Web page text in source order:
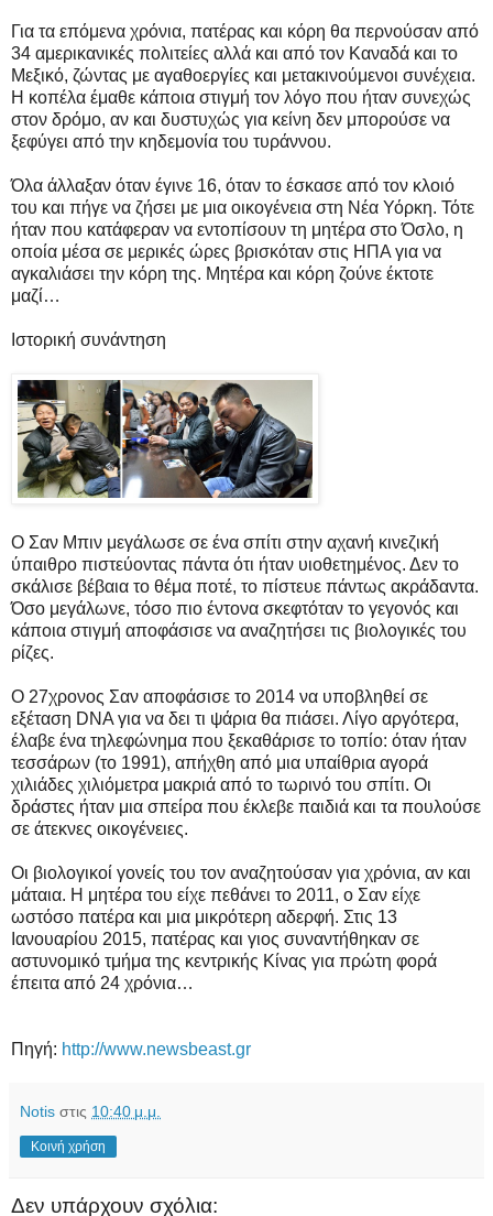
Για τα επόμενα χρόνια, πατέρας και κόρη θα περνούσαν από
34 αμερικανικές πολιτείες αλλά και από τον Καναδά και το
Μεξικό, ζώντας με αγαθοεργίες και μετακινούμενοι συνέχεια.
Η κοπέλα έμαθε κάποια στιγμή τον λόγο που ήταν συνεχώς
στον δρόμο, αν και δυστυχώς για κείνη δεν μπορούσε να
ξεφύγει από την κηδεμονία του τυράννου.
Όλα άλλαξαν όταν έγινε 16, όταν το έσκασε από τον κλοιό
του και πήγε να ζήσει με μια οικογένεια στη Νέα Υόρκη. Τότε
ήταν που κατάφεραν να εντοπίσουν τη μητέρα στο Όσλο, η
οποία μέσα σε μερικές ώρες βρισκόταν στις ΗΠΑ για να
αγκαλιάσει την κόρη της. Μητέρα και κόρη ζούνε έκτοτε
μαζί…
Ιστορική συνάντηση
Ο Σαν Μπιν μεγάλωσε σε ένα σπίτι στην αχανή κινεζική
ύπαιθρο πιστεύοντας πάντα ότι ήταν υιοθετημένος. Δεν το
σκάλισε βέβαια το θέμα ποτέ, το πίστευε πάντως ακράδαντα.
Όσο μεγάλωνε, τόσο πιο έντονα σκεφτόταν το γεγονός και
κάποια στιγμή αποφάσισε να αναζητήσει τις βιολογικές του
ρίζες.
Ο 27χρονος Σαν αποφάσισε το 2014 να υποβληθεί σε
εξέταση DNA για να δει τι ψάρια θα πιάσει. Λίγο αργότερα,
έλαβε ένα τηλεφώνημα που ξεκαθάρισε το τοπίο: όταν ήταν
τεσσάρων (το 1991), απήχθη από μια υπαίθρια αγορά
χιλιάδες χιλιόμετρα μακριά από το τωρινό του σπίτι. Οι
δράστες ήταν μια σπείρα που έκλεβε παιδιά και τα πουλούσε
σε άτεκνες οικογένειες.
Οι βιολογικοί γονείς του τον αναζητούσαν για χρόνια, αν και
μάταια. Η μητέρα του είχε πεθάνει το 2011, ο Σαν είχε
ωστόσο πατέρα και μια μικρότερη αδερφή. Στις 13
Ιανουαρίου 2015, πατέρας και γιος συναντήθηκαν σε
αστυνομικό τμήμα της κεντρικής Κίνας για πρώτη φορά
έπειτα από 24 χρόνια…
Πηγή: http://www.newsbeast.gr
Notis στις 10:40 μ.μ.
Κοινή χρήση
Δεν υπάρχουν σχόλια: